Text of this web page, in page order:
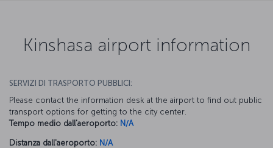
Kinshasa airport information
SERVIZI DI TRASPORTO PUBBLICI:
Please contact the information desk at the airport to find out public
transport options for getting to the city center.
Tempo medio dall'aeroporto: N/A
Distanza dall'aeroporto: N/A